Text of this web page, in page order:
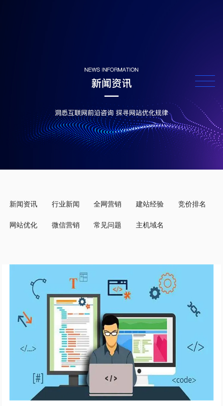
新闻资讯 行业新闻 全网营销 建站经验 竞价排名
网站优化 微信营销 常见问题 主机域名